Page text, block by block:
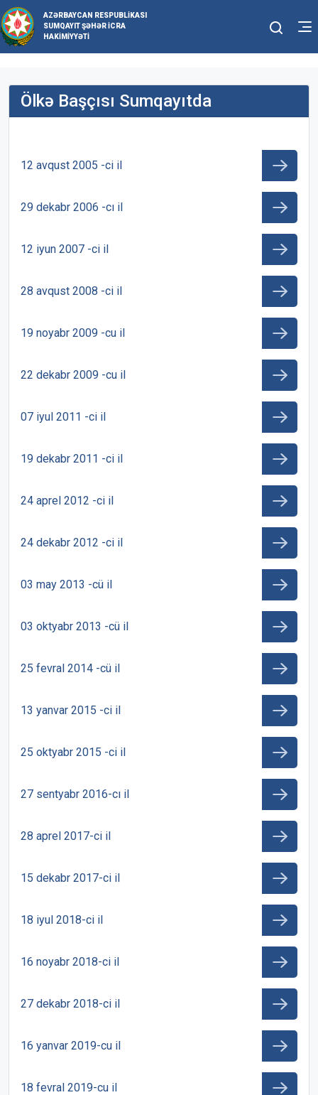
AZƏRBAYCAN RESPUBLIKASI
SUMQAYIT ŞƏHƏR İCRA
HAKIMIYYƏTI
Ölkə Başçısı Sumqayıtda
12 avqust 2005 -ci il
29 dekabr 2006 -cı il
12 iyun 2007 -ci il
28 avqust 2008 -ci il
19 noyabr 2009 -cu il
22 dekabr 2009 -cu il
07 iyul 2011 -ci il
19 dekabr 2011 -ci il
24 aprel 2012 -ci il
24 dekabr 2012 -ci il
03 may 2013 -cü il
03 oktyabr 2013 -cü il
25 fevral 2014 -cü il
13 yanvar 2015 -ci il
25 oktyabr 2015 -ci il
27 sentyabr 2016-cı il
28 aprel 2017-ci il
15 dekabr 2017-ci il
18 iyul 2018-ci il
16 noyabr 2018-ci il
27 dekabr 2018-ci il
16 yanvar 2019-cu il
18 fevral 2019-cu il